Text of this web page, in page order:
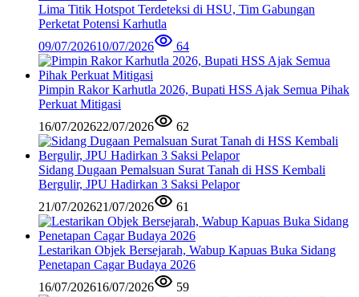
Lima Titik Hotspot Terdeteksi di HSU, Tim Gabungan
Perketat Potensi Karhutla
09/07/202610/07/2026 64
Pimpin Rakor Karhutla 2026, Bupati HSS Ajak Semua Pihak
Perkuat Mitigasi
16/07/202622/07/2026 62
Sidang Dugaan Pemalsuan Surat Tanah di HSS Kembali
Bergulir, JPU Hadirkan 3 Saksi Pelapor
21/07/202621/07/2026 61
Lestarikan Objek Bersejarah, Wabup Kapuas Buka Sidang
Penetapan Cagar Budaya 2026
16/07/202616/07/2026 59